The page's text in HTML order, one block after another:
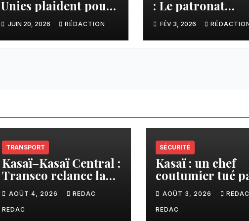
Unies plaident pour
un secteur minier
plus responsable et
inclusif
JUIN 20, 2026 RÉDACTION
: Le patronat
congolais plaide
pour des
partenariats
FÉV 3, 2026
TRANSPORT
Kasaï–Kasaï Central :
Transco relance la
liaison Tshikapa–
Tshiamu pour
faciliter les échanges
AOÛT 4, 2026 REDAC
REDAC
SÉCURITÉ
Kasaï : un chef
coutumier tué
balle par un
à Kamuesha, la
tension monte
AOÛT 3, 2026 REDAC
REDAC